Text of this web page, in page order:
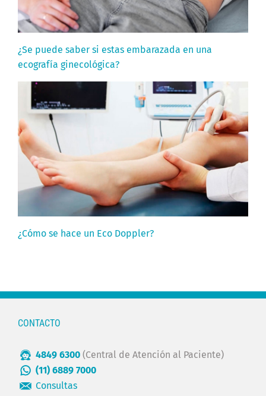
¿Se puede saber si estas embarazada en una
ecografía ginecológica?
¿Cómo se hace un Eco Doppler?
CONTACTO
4849 6300 (Central de Atención al Paciente)
(11) 6889 7000
Consultas